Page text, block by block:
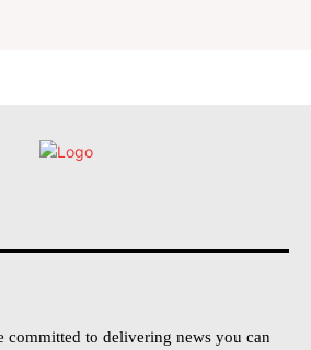
committed to delivering news you can